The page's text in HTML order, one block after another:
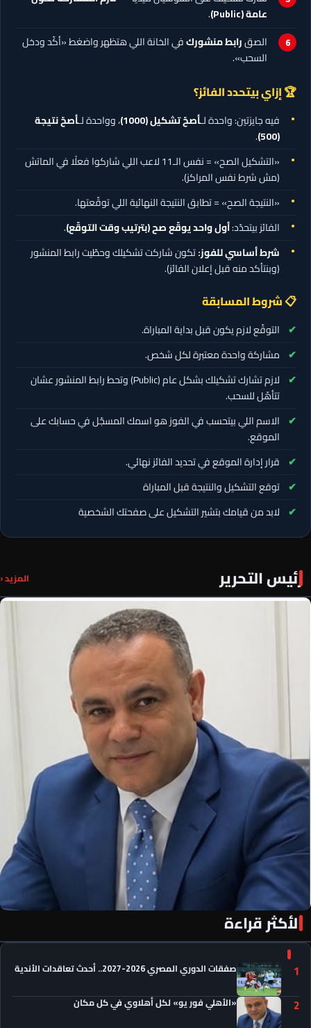
عامة (Public)
.
الصقرابط منشوركفي الخانة اللي هتظهر واضغط «أكّد ودخل
السحب».
🏆 إزاي بيتحدد الفائز؟
فيه جايزتين: واحدة لـأصحّ تشكيل(1000) ، وواحدة لـأصحّ نتيجة
(500)
.
«التشكيل الصح» = نفس الـ11 لاعب اللي شاركوا فعلًا في الماتش
(مش شرط نفس المراكز).
«النتيجة الصح» = تطابق النتيجة النهائية اللي توقّعتها.
الفائز بيتحدّد:أول واحد يوقّع صح (بترتيب وقت التوقّع).
شرط أساسي للفوز:تكون شاركت تشكيلك وحطّيت رابط المنشور
(وبنتأكد منه قبل إعلان الفائز).
📋 شروط المسابقة
التوقّع لازم يكون قبل بداية المباراة.
مشاركة واحدة معتبرة لكل شخص.
لازم تشارك تشكيلك بشكل عام (Public) وتحط رابط المنشور عشان
تتأهّل للسحب.
الاسم اللي بيتحسب في الفوز هو اسمك المسجّل في حسابك على
الموقع.
قرار إدارة الموقع في تحديد الفائز نهائي.
توقع التشكيل والنتيجة قبل المباراة
لابد من قيامك بتشير التشكيل على صفحتك الشخصية
رئيس التحرير المزيد ‹
«الأهلي فور يو» لكل أهلاوي في كل مكان
الأكثر قراءة
1 صفقات الدوري المصري 2026-2027.. أحدث تعاقدات الأندية
2 «الأهلي فور يو» لكل أهلاوي في كل مكان